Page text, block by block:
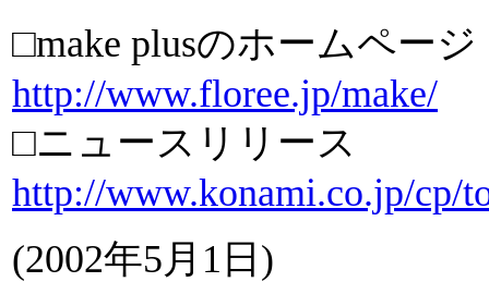
□make plusのホームページ
http://www.floree.jp/make/
□ニュースリリース
http://www.konami.co.jp/cp/
(2002年5月1日)